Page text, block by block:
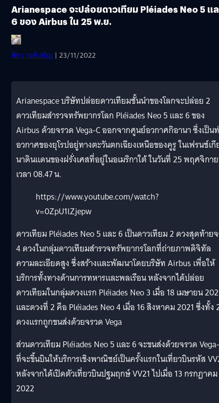
Arianespace จะปล่อยดาวเทียม Pléiades Neo 5 แ
6 ของ Airbus ใน 25 พ.ย.
ศิลา วงศ์เจริญ | 23/11/2022
Arianespace บริษัทปล่อยดาวเทียมชั้นนำของโลกจะปล่อย 2
ดาวเทียมสำรวจทรัพยากรโลก Pléiades Neo 5 และ 6 ของ
Airbus ด้วยจรวด Vega-C ออกจากศูนย์อวกาศกิอานา ซึ่งเป็น
อวกาศของยุโรปอยู่ทางตะวันตกเฉียงเหนือของคูรู ในเฟรนช์เ
นาดินแดนของฝรั่งเศสที่อยู่ในอเมริกาใต้ ในวันที่ 25 พฤศจิกา
เวลา 08.47 น.
https://www.youtube.com/watch?
v=0ZpU1lZjepw
ดาวเทียม Pléiades Neo 5 และ 6 เป็นดาวเทียม 2 ดวงสุดท้าย
4 ดวงในกลุ่มดาวเทียมสำรวจทรัพยากรโลกที่ถ่ายภาพดิจิทัล
ความละเอียดสูง ซึ่งสร้างและพัฒนาโดยบริษัท Airbus เพื่อให้
บริการทั้งทางด้านการทหารและพลเรือน หลังจากได้ปล่อย
ดาวเทียมในกลุ่มดวงแรก Pléiades Neo 3 เมื่อ 18 เมษายน
และดวงที่ 2 คือ Pléiades Neo 4 เมื่อ 16 สิงหาคม 2021 ซึ่งทั้ง
ดวงแรกถูกขนส่งด้วยจรวด Vega
ส่วนดาวเทียม Pléiades Neo 5 และ 6 จะขนส่งด้วยจรวด
ที่จะขึ้นบินให้บริการเชิงพาณิชย์เป็นครั้งแรกในเที่ยวบินรหัส
หลังจากได้เปิดตัวเที่ยวบินปฐมฤกษ์ VV21 ไปเมื่อ 13 กรกฎาคม
2022